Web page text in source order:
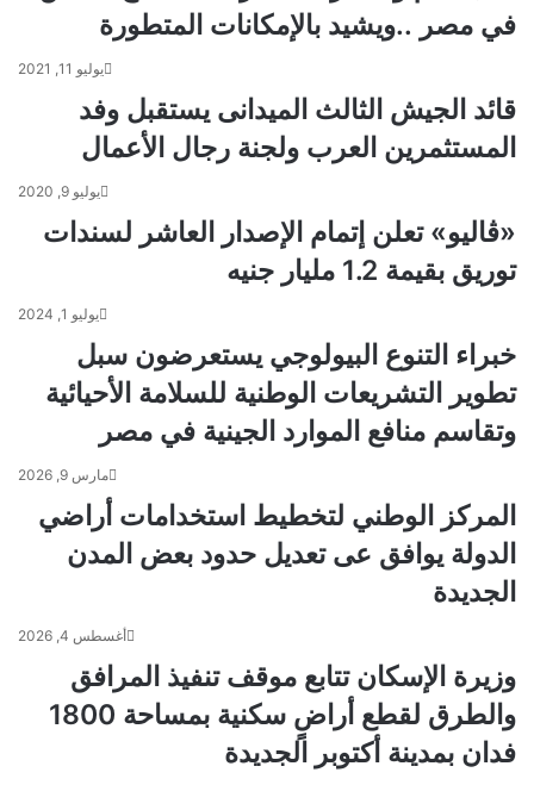
في مصر ..ويشيد بالإمكانات المتطورة
يوليو 11, 2021
قائد الجيش الثالث الميدانى يستقبل وفد
المستثمرين العرب ولجنة رجال الأعمال
يوليو 9, 2020
«ڤاليو» تعلن إتمام الإصدار العاشر لسندات
توريق بقيمة 1.2 مليار جنيه
يوليو 1, 2024
خبراء التنوع البيولوجي يستعرضون سبل
تطوير التشريعات الوطنية للسلامة الأحيائية
وتقاسم منافع الموارد الجينية في مصر
مارس 9, 2026
المركز الوطني لتخطيط استخدامات أراضي
الدولة يوافق عى تعديل حدود بعض المدن
الجديدة
أغسطس 4, 2026
وزيرة الإسكان تتابع موقف تنفيذ المرافق
والطرق لقطع أراضٍ سكنية بمساحة 1800
فدان بمدينة أكتوبر الجديدة